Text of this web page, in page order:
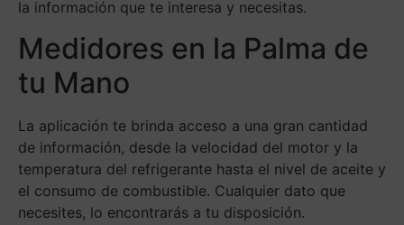
la información que te interesa y necesitas.
Medidores en la Palma de
tu Mano
La aplicación te brinda acceso a una gran cantidad
de información, desde la velocidad del motor y la
temperatura del refrigerante hasta el nivel de aceite y
el consumo de combustible. Cualquier dato que
necesites, lo encontrarás a tu disposición.